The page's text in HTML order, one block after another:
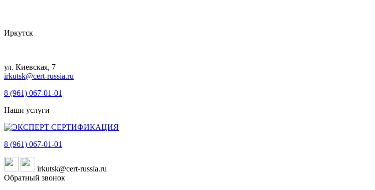
Иркутск
ул. Киевская, 7
irkutsk@cert-russia.ru
8 (961) 067-01-01
Наши услуги
8 (961) 067-01-01
irkutsk@cert-russia.ru
Обратный звонок